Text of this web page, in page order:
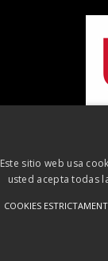
©
Este sitio web usa
usted acepta todas
COOKIES